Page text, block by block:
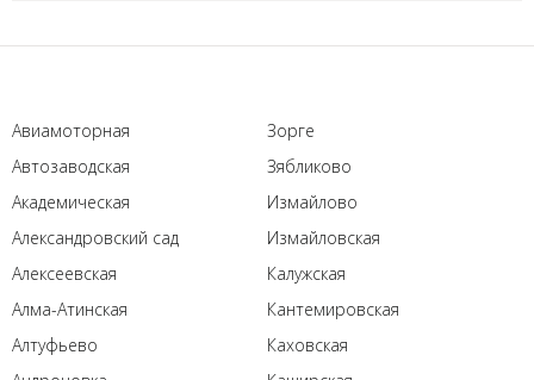
Авиамоторная
Автозаводская
Академическая
Александровский сад
Алексеевская
Алма-Атинская
Алтуфьево
Зорге
Зябликово
Измайлово
Измайловская
Калужская
Кантемировская
Каховская